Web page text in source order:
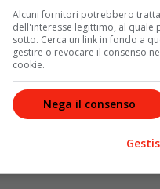
Alcuni fornitori potrebbero
dell'interesse legittimo, al
sotto. Cerca un link in fondo a
gestire o revocare il consenso
cookie.
Nega il consenso